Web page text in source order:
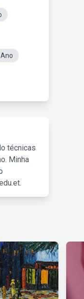
técnicas
Minha